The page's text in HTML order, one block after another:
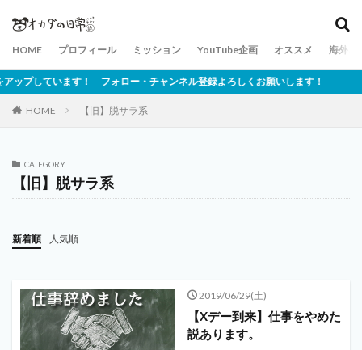
HOME プロフィール ミッション YouTube企画 オススメ 海外ネ
ています！ フォロー・チャンネル登録よろしくお願いします！
HOME 【旧】脱サラ系
CATEGORY
【旧】脱サラ系
新着順 人気順
2019/06/29(土)
【Xデー到来】仕事をやめた
説あります。